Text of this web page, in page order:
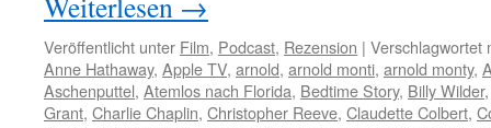
Veröffentlicht unter Film, Podcast, Rezension | Verschlagwortet
Anne Hathaway, Apple TV, arnold, arnold monti, arnold monty,
Aschenputtel, Atemlos nach Florida, Bedtime Story, Billy Wilder
Grant, Charlie Chaplin, Christopher Reeve, Claudette Colbert,